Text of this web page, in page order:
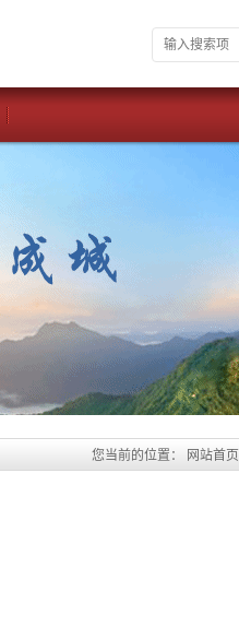
您当前的位置： 网站首页